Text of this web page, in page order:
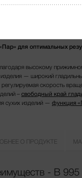
для оптимальных
высокому
— широкий
скорость
– свободный край
сухих изделий — функция
О ПРОДУКТЕ
- B 995